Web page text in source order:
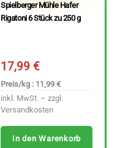
Spielberger Mühle Hafer
Rigatoni 6 Stück zu 250 g
17,99€
Preis/kg : 11,99 €
inkl. MwSt. – zzgl.
Versandkosten
In den Warenkorb